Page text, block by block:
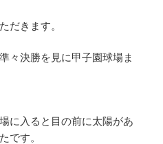
だきます。
々決勝を見に甲子園球場ま
に入ると目の前に太陽があ
です。